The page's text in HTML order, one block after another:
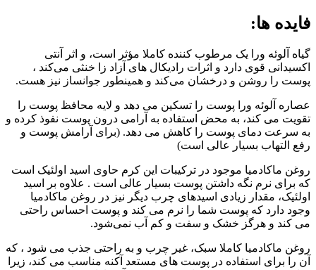
فایده ها:
گیاه آلوئه ورا یک مرطوب کننده کاملا مؤثر است، و اثر آنتی
اکسیدانی قوی دارد و اثرات رادیکال های آزاد زا خنثی می‌کند ،
پوست را روشن و درخشان می‌کند و همینطور جوانساز نیز هست.
عصاره آلوئه ورا پوست را تسکین می دهد و لایه محافظ پوست را
تقویت می کند، به محض استفاده به آرامی درون پوست نفوذ کرده و
به سرعت دمای پوست را کاهش می دهد. (برای آرامش پوست و
رفع التهاب بسیار عالی است)
روغن ماکادمیا موجود در ترکیبات این کرم حاوی اسید اولئیک است
که برای نرم نگه داشتن پوست بسیار عالی است . علاوه بر اسید
اولئیک، مقدار زیادی اسیدهای چرب دیگر نیز در روغن ماکادمیا
وجود دارد که پوست شما را نرم می کند و پوست احساس راحتی
می کند و هرگز خشک و سفت و کم آب نمی‌شود.
روغن ماکادمیا کاملا سبک، غیر چرب و به راحتی جذب می شود ، که
آن را برای استفاده در پوست های مستعد آکنه مناسب می کند، زیرا